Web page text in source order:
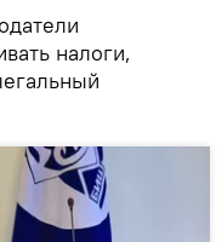
налоги,